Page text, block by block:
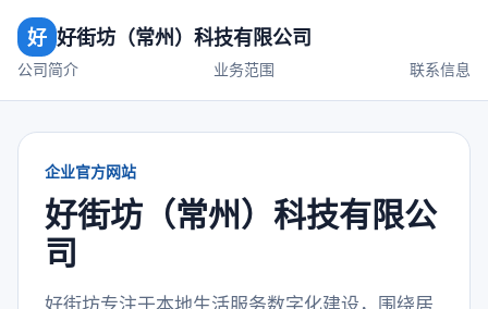
好 好街坊（常州）科技有限公司
公司简介 业务范围 联系信息
企业官方网站
好街坊（常州）科技有限公
司
好街坊专注于本地生活服务数字化建设，围绕居